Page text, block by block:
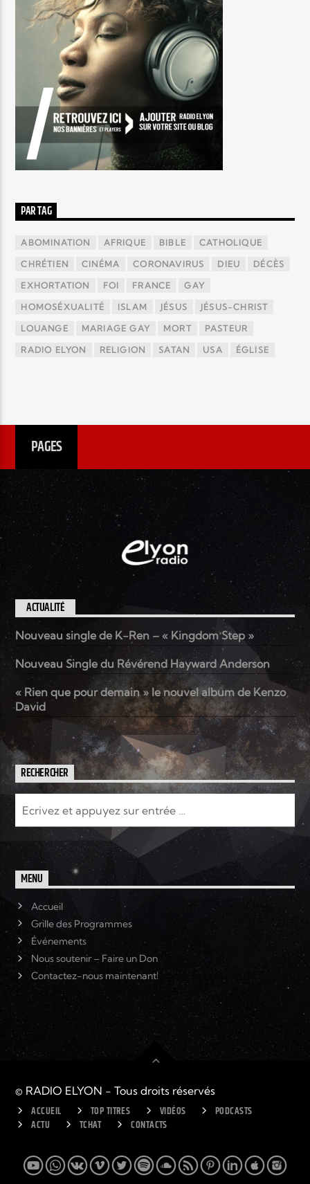
PAR TAG
ABOMINATION AFRIQUE BIBLE CATHOLIQUE
CHRÉTIEN CINÉMA CORONAVIRUS DIEU DÉCÈS
EXHORTATION FOI FRANCE GAY
HOMOSÉXUALITÉ ISLAM JÉSUS JÉSUS-CHRIST
LOUANGE MARIAGE GAY MORT PASTEUR
RADIO ELYON RELIGION SATAN USA ÉGLISE
PAGES
ACTUALITÉ
Nouveau single de K-Ren – « Kingdom Step »
Nouveau Single du Révérend Hayward Anderson
« Rien que pour demain » le nouvel album de Kenzo
David
RECHERCHER
MENU
Accueil
Grille des Programmes
Événements
Nous soutenir – Faire un Don
Contactez-nous maintenant!
© RADIO ELYON - Tous droits réservés
ACCUEIL TOP TITRES VIDÉOS
PODCASTS
ACTU
TCHAT CONTACTS